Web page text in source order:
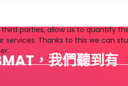
parties, allow us to quantify
Thanks to this we can
，我們聽到有